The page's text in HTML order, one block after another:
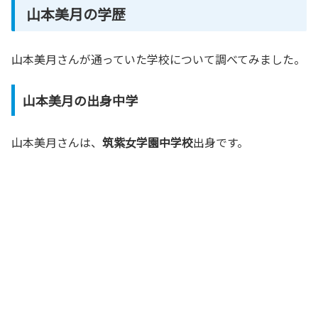
山本美月の学歴
山本美月さんが通っていた学校について調べてみました。
山本美月の出身中学
山本美月さんは、 筑紫女学園中学校出身です。